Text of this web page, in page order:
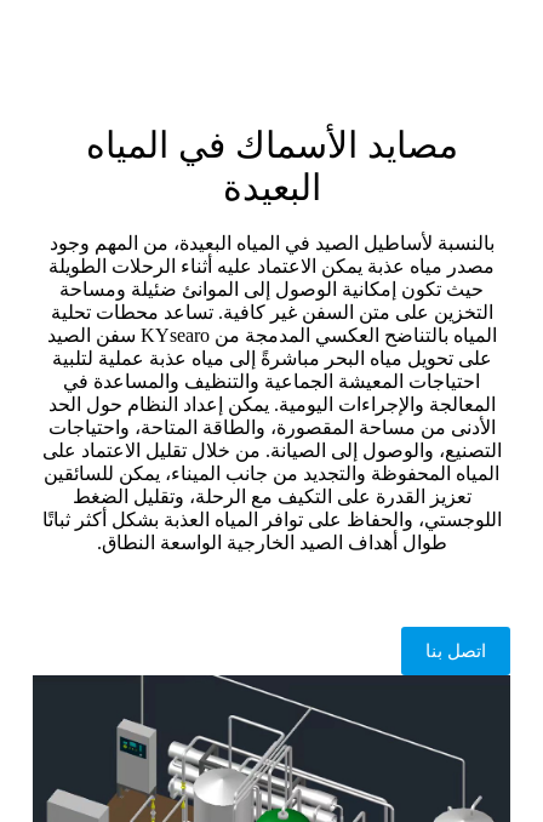
مصايد الأسماك في المياه
البعيدة
بالنسبة لأساطيل الصيد في المياه البعيدة، من المهم وجود
مصدر مياه عذبة يمكن الاعتماد عليه أثناء الرحلات الطويلة
حيث تكون إمكانية الوصول إلى الموانئ ضئيلة ومساحة
التخزين على متن السفن غير كافية. تساعد محطات تحلية
المياه بالتناضح العكسي المدمجة من KYsearo سفن الصيد
على تحويل مياه البحر مباشرةً إلى مياه عذبة عملية لتلبية
احتياجات المعيشة الجماعية والتنظيف والمساعدة في
المعالجة والإجراءات اليومية. يمكن إعداد النظام حول الحد
الأدنى من مساحة المقصورة، والطاقة المتاحة، واحتياجات
التصنيع، والوصول إلى الصيانة. من خلال تقليل الاعتماد على
المياه المحفوظة والتجديد من جانب الميناء، يمكن للسائقين
تعزيز القدرة على التكيف مع الرحلة، وتقليل الضغط
اللوجستي، والحفاظ على توافر المياه العذبة بشكل أكثر ثباتًا
طوال أهداف الصيد الخارجية الواسعة النطاق.
اتصل بنا